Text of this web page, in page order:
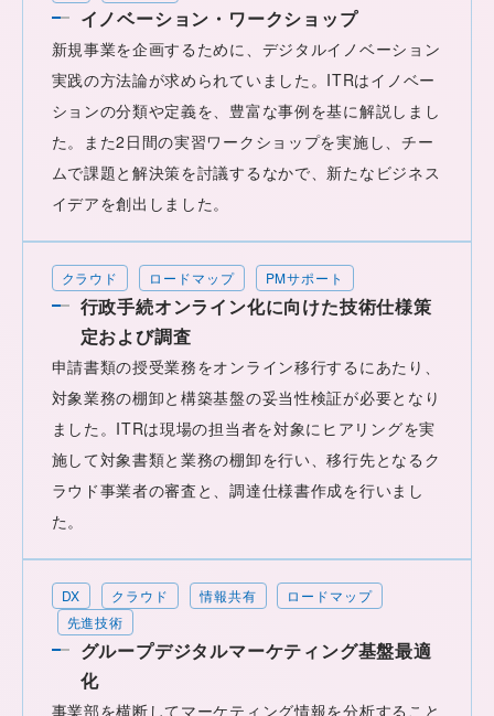
イノベーション・ワークショップ
新規事業を企画するために、デジタルイノベーション
実践の方法論が求められていました。ITRはイノベー
ションの分類や定義を、豊富な事例を基に解説しまし
た。また2日間の実習ワークショップを実施し、チー
ムで課題と解決策を討議するなかで、新たなビジネス
イデアを創出しました。
クラウド ロードマップ PMサポート
行政手続オンライン化に向けた技術仕様策
定および調査
申請書類の授受業務をオンライン移行するにあたり、
対象業務の棚卸と構築基盤の妥当性検証が必要となり
ました。ITRは現場の担当者を対象にヒアリングを実
施して対象書類と業務の棚卸を行い、移行先となるク
ラウド事業者の審査と、調達仕様書作成を行いまし
た。
DX クラウド 情報共有
ロードマップ
先進技術
グループデジタルマーケティング基盤最適
化
事業部を横断してマーケティング情報を分析すること